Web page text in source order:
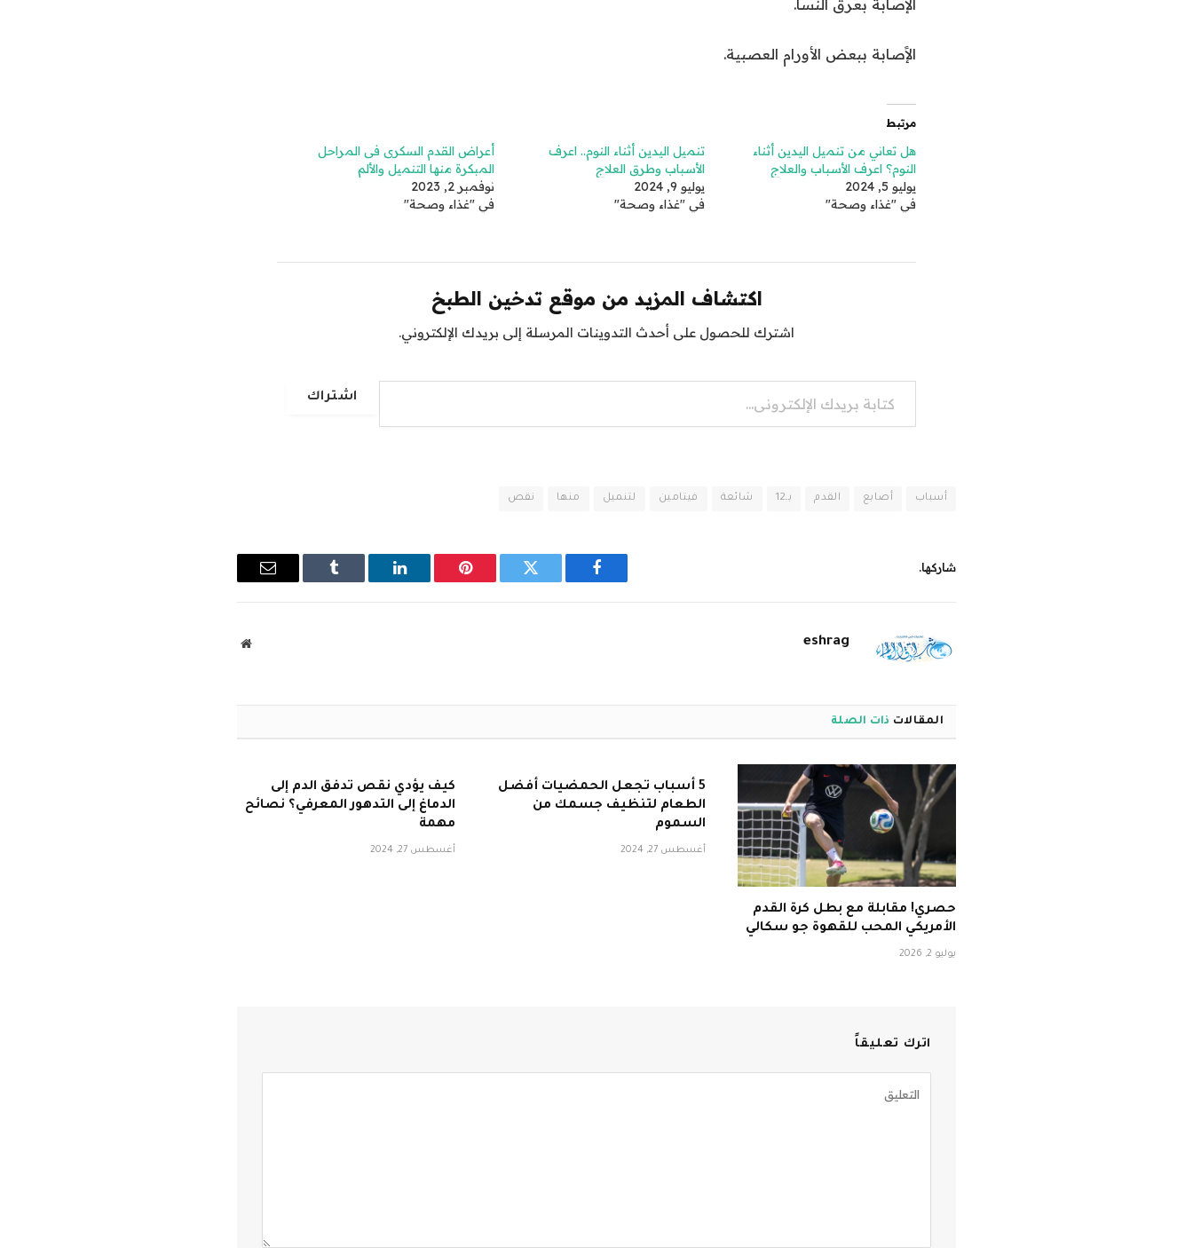
الإصابة بعرق النسا.
الإًصابة ببعض الأورام العصبية.
مرتبط
هل تعاني من تنميل اليدين أثناء
النوم؟ اعرف الأسباب والعلاج
يوليو 5, 2024
في "غذاء وصحة"
تنميل اليدين أثناء النوم.. اعرف
الأسباب وطرق العلاج
يوليو 9, 2024
في "غذاء وصحة"
أعراض القدم السكرى فى المراحل
المبكرة منها التنميل والألم
نوفمبر 2, 2023
في "غذاء وصحة"
اكتشاف المزيد من موقع تدخين الطبخ
اشترك للحصول على أحدث التدوينات المرسلة إلى بريدك الإلكتروني.
كتابة بريدك الإلكتروني...
اشتراك
أسباب أصابع القدم بـ12 شائعة فيتامين لتنميل منها نقص
شاركها.
فيسبوك تويتر بينتيريستلينكدإن Tumblr
البريد
eshrag
موقع
المقالات ذات الصلة
حصري! مقابلة مع بطل كرة القدم
الأمريكي المحب للقهوة جو سكالي
يوليو 2, 2026
5 أسباب تجعل الحمضيات أفضل
الطعام لتنظيف جسمك من
السموم
أغسطس 27, 2024
كيف يؤدي نقص تدفق الدم إلى
الدماغ إلى التدهور المعرفي؟ نصائح
مهمة
أغسطس 27, 2024
اترك تعليقاً